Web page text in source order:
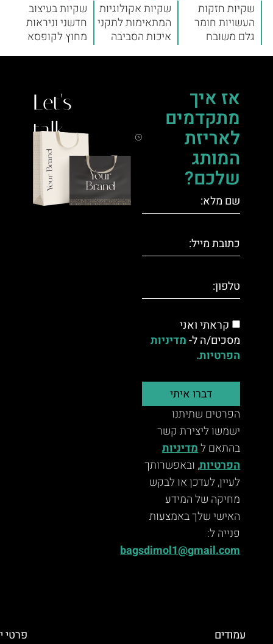
שקיות חזקות
העשויות חומר
גלם משובח
שקיות אקולוגיות
המתאימות לתקני
איכות הסביבה
שקיות בעיצוב
חדשני וניראות
מחוץ לקופסא
אז איך
מתקדמים
לאריזת
המותג
שלכם?
קראתי ואני
מסכים/ה ל-מדיניות
הפרטיות.
דברו איתי
הפרטים שתיתנו
ישמשו ליצירת קשר
בהתאם למדיניות
הפרטיות, ובאפשרותך
לעיין, לעדכן או לבקש
מחיקה של המידע
האישי שלך באמצעות
פנייה ל:
bagsdimol1@gmail.com
Let's
talk.
עמודים
פרטי